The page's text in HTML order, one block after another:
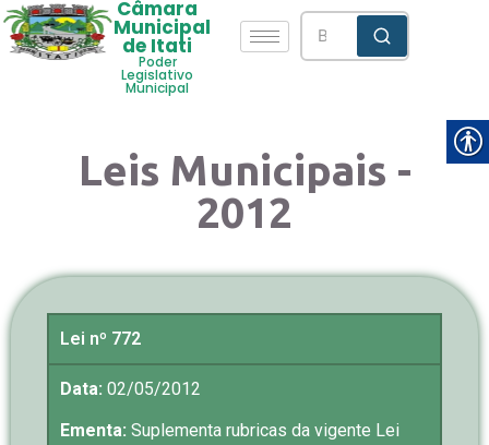
Câmara
Municipal
de Itati
Poder
Legislativo
Municipal
Leis Municipais -
2012
Lei nº 772
Data: 02/05/2012
Ementa: Suplementa rubricas da vigente Lei